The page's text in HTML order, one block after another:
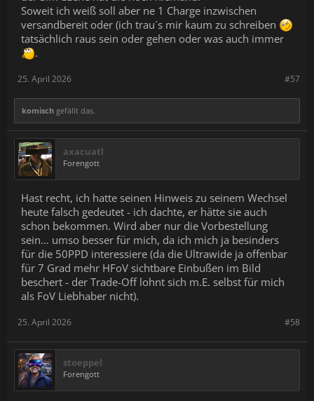
Soweit ich weiß soll aber ne 1 Charge inzwischen
versandbereit oder (ich trau´s mir kaum zu schreiben
tatsächlich raus sein oder gehen oder was auch immer
.
#57
25. April 2026
komisch gefällt das.
axacuatl
Forengott
Hast recht, ich hatte seinen Hinweis zu seinem Wechsel
heute falsch gedeutet - ich dachte, er hätte sie auch
schon bekommen. Wird aber nur die Vorbestellung
sein… umso besser für mich, da ich mich ja besinders
für die 50PPD interessiere (da die Ultrawide ja offenbar
für 7 Grad mehr HFoV sichtbare Einbußen im Bild
beschert - der Trade-Off lohnt sich m.E. selbst für mich
als FoV Liebhaber nicht).
#58
25. April 2026
stoeppel
Forengott